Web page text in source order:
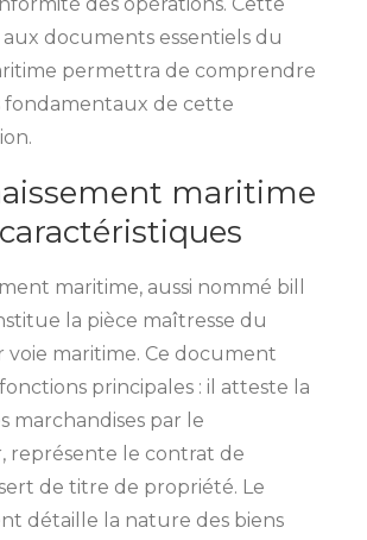
documents essentiels du
permettra de comprendre
fondamentaux de cette
maritime
maritime, aussi nommé bill
la pièce maîtresse du
voie maritime. Ce document
principales : il atteste la
marchandises par le
représente le contrat de
de titre de propriété. Le
détaille la nature des biens